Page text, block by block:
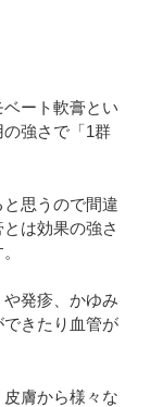
ート軟膏とい
強さで「1群
思うので間違
は効果の強さ
発疹、かゆみ
きたり血管が
膚から様々な